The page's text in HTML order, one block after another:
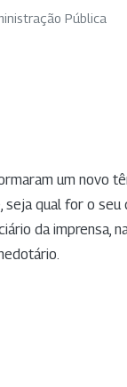
Pública
um novo
qual for o seu
da imprensa,